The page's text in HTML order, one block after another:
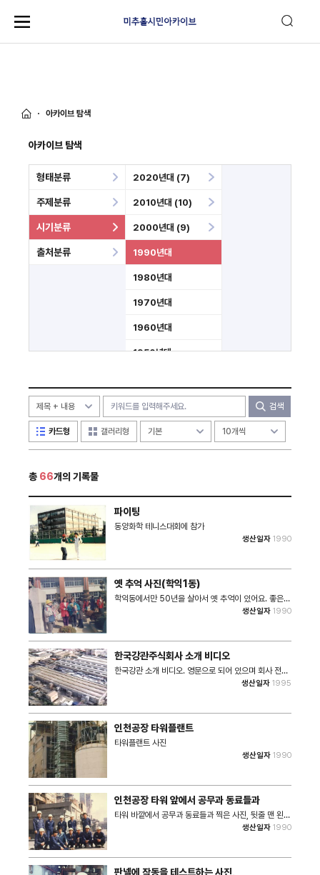
아카이브 탐색
아카이브 탐색
형태분류
주제분류
시기분류
2020년대 (7)
2010년대 (10)
2000년대 (9)
1990년대
1980년대
1970년대
1960년대
1950년대
출처분류
검색
카드형 갤러리형
총 66개의 기록물
파이팅
동양화학 테니스대회에 참가
생산일자 1990
옛 추억 사진(학익1동)
학익동에서만 50년을 살아서 옛 추억이 있어요. 좋은
응모가 있어, 추억을 함께 나누고 싶어 신청합니다.
생산일자 1990
한국강관주식회사 소개 비디오
한국강관 소개 비디오. 영문으로 되어 있으며 회사 전경
및 공장 내부, 생산품 사진 등이 나온다. 신호그룹과의
생산일자 1995
인천공장 타워플랜트
타워플랜트 사진
생산일자 1990
인천공장 타워 앞에서 공무과 동료들과
타워 바깥에서 공무과 동료들과 찍은 사진, 뒷줄 맨 왼쪽
생산일자 1990
판넬에 작동을 테스트하는 사진,